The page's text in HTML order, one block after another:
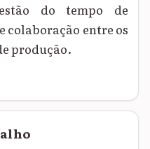
do tempo de
colaboração entre os
produção.